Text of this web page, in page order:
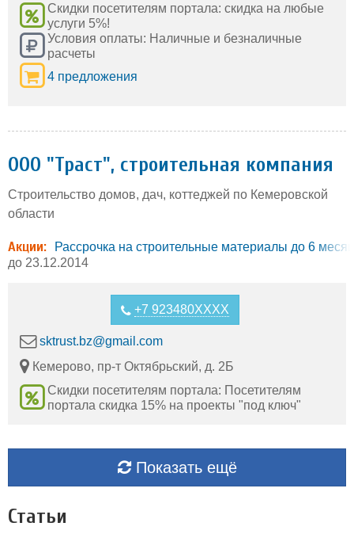
Скидки посетителям портала: скидка на любые
услуги 5%!
Условия оплаты: Наличные и безналичные
расчеты
4 предложения
ООО "Траст", строительная компания
Строительство домов, дач, коттеджей по Кемеровской
области
Акции:
Рассрочка на строительные материалы до 6
до 23.12.2014
+7 923480XXXX
sktrust.bz@gmail.com
Кемерово, пр-т Октябрьский, д. 2Б
Скидки посетителям портала: Посетителям
портала скидка 15% на проекты "под ключ"
Показать ещё
Статьи